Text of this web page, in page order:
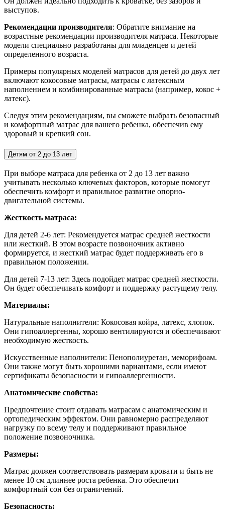
выступов.
Рекомендации производителя: Обратите внимание на
возрастные рекомендации производителя матраса. Некоторые
модели специально разработаны для младенцев и детей
определенного возраста.
Примеры популярных моделей матрасов для детей до двух лет
включают кокосовые матрасы, матрасы с латексным
наполнением и комбинированные матрасы (например, кокос +
латекс).
Следуя этим рекомендациям, вы сможете выбрать безопасный
и комфортный матрас для вашего ребенка, обеспечив ему
здоровый и крепкий сон.
Детям от 2 до 13 лет
При выборе матраса для ребенка от 2 до 13 лет важно
учитывать несколько ключевых факторов, которые помогут
обеспечить комфорт и правильное развитие опорно-
двигательной системы.
Жесткость матраса:
Для детей 2-6 лет: Рекомендуется матрас средней жесткости
или жесткий. В этом возрасте позвоночник активно
формируется, и жесткий матрас будет поддерживать его в
правильном положении.
Для детей 7-13 лет: Здесь подойдет матрас средней жесткости.
Он будет обеспечивать комфорт и поддержку растущему телу.
Материалы:
Натуральные наполнители: Кокосовая койра, латекс, хлопок.
Они гипоаллергенны, хорошо вентилируются и обеспечивают
необходимую жесткость.
Искусственные наполнители: Пенополиуретан, меморифоам.
Они также могут быть хорошими вариантами, если имеют
сертификаты безопасности и гипоаллергенности.
Анатомические свойства:
Предпочтение стоит отдавать матрасам с анатомическим и
ортопедическим эффектом. Они равномерно распределяют
нагрузку по всему телу и поддерживают правильное
положение позвоночника.
Размеры:
Матрас должен соответствовать размерам кровати и быть не
менее 10 см длиннее роста ребенка. Это обеспечит
комфортный сон без ограничений.
Безопасность: